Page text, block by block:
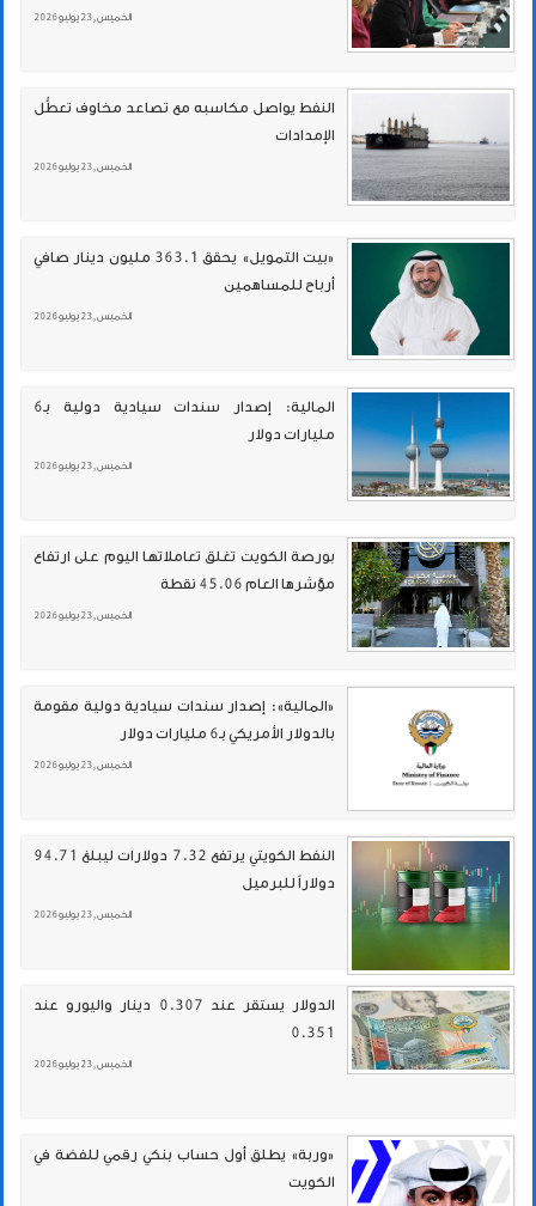
الخميس , 23 يوليو 2026
النفط يواصل مكاسبه مع تصاعد مخاوف تعطُّل
الإمدادات
الخميس , 23 يوليو 2026
«بيت التمويل» يحقق 363.1 مليون دينار صافي
أرباح للمساهمين
الخميس , 23 يوليو 2026
المالية: إصدار سندات سيادية دولية بـ6
مليارات دولار
الخميس , 23 يوليو 2026
بورصة الكويت تغلق تعاملاتها اليوم على ارتفاع
مؤشرها العام 45.06 نقطة
الخميس , 23 يوليو 2026
«المالية»: إصدار سندات سيادية دولية مقومة
بالدولار الأمريكي بـ6 مليارات دولار
الخميس , 23 يوليو 2026
النفط الكويتي يرتفع 7.32 دولارات ليبلغ 94.71
دولاراً للبرميل
الخميس , 23 يوليو 2026
الدولار يستقر عند 0.307 دينار واليورو عند
0.351
الخميس , 23 يوليو 2026
«وربة» يطلق أول حساب بنكي رقمي للفضة في
الكويت